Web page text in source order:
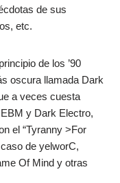
de sus
etc.
de los ’90
oscura llamada Dark
a veces cuesta
y Dark Electro,
el “Tyranny >For
de yelworC,
Of Mind y otras